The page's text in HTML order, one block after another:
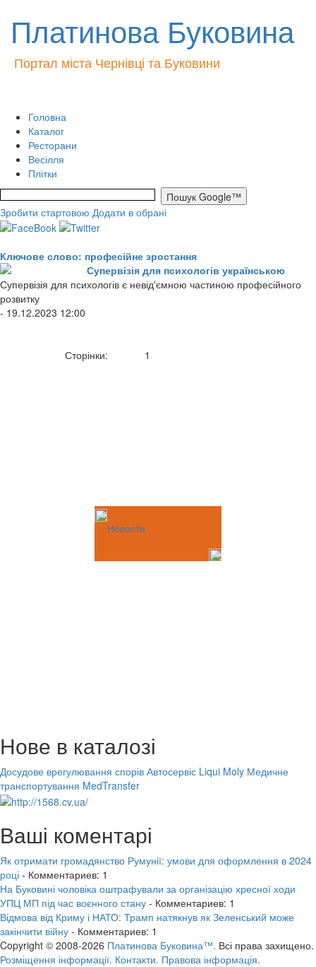
Платинова Буковина
Портал міста Чернівці та Буковини
Головна
Каталог
Ресторани
Весілля
Плітки
Зробити стартовою Додати в обрані
Ключове слово: професійне зростання
Супервізія для психологів українською
Супервізія для психологів є невід'ємною частиною професійного
розвитку
- 19.12.2023 12:00
Сторінки: 1
Новости
Нове в каталозі
Досудове врегулювання спорів Автосервіс Liqui Moly Медичне
транспортування MedTransfer
Ваші коментарі
Як отримати громадянство Румунії: умови для оформлення в 2024
році - Комментариев: 1
На Буковині чоловіка оштрафували за організацію хресної ходи
УПЦ МП під час воєнного стану - Комментариев: 1
Відмова від Криму і НАТО: Трамп натякнув як Зеленський може
закінчити війну - Комментариев: 1
Copyright © 2008-2026 Платинова Буковина™. Всі права захищено.
Розміщення інформації. Контакти. Правова інформація.